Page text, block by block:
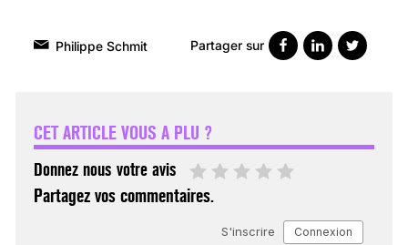
Philippe Schmit Partager sur
CET ARTICLE VOUS A PLU ?
Donnez nous votre avis
Partagez vos commentaires.